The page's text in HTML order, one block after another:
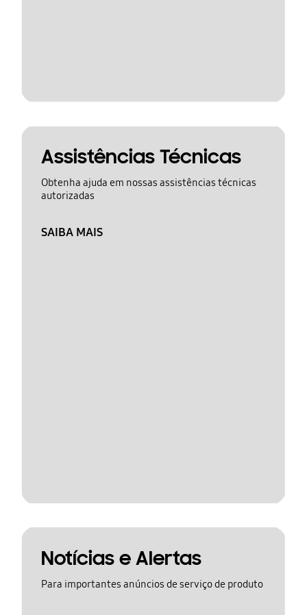
Assistências Técnicas
Obtenha ajuda em nossas assistências técnicas
autorizadas
SAIBA MAIS
Notícias e Alertas
Para importantes anúncios de serviço de produto